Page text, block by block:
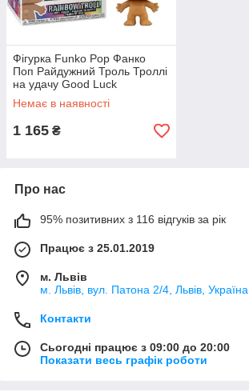
Фігурка Funko Pop Фанко
Поп Райдужний Троль Троллі
на удачу Good Luck
Trolls Rainbow Troll 10
см cart T RT 01
Немає в наявності
1 165 ₴
Про нас
95% позитивних з 116 відгуків за рік
Працює з 25.01.2019
м. Львів
м. Львів, вул. Патона 2/4, Львів, Україна
Контакти
Сьогодні працює з 09:00 до 20:00
Показати весь графік роботи